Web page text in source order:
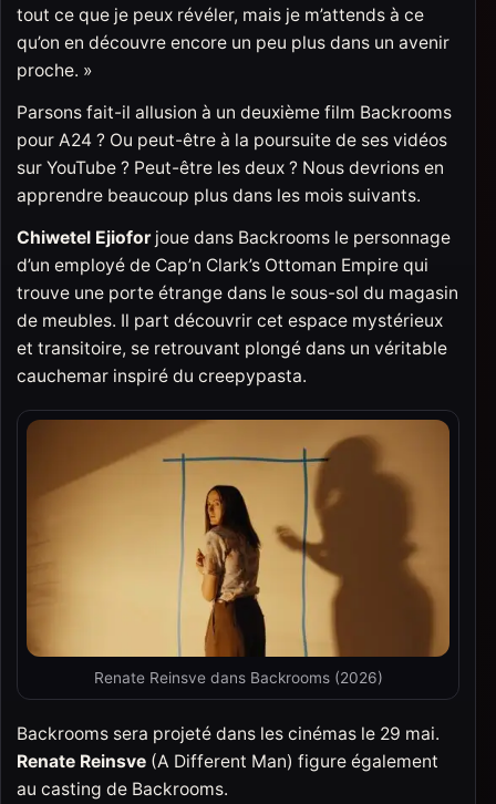
tout ce que je peux révéler, mais je m’attends à ce
qu’on en découvre encore un peu plus dans un avenir
proche. »
Parsons fait-il allusion à un deuxième film Backrooms
pour A24 ? Ou peut-être à la poursuite de ses vidéos
sur YouTube ? Peut-être les deux ? Nous devrions en
apprendre beaucoup plus dans les mois suivants.
Chiwetel Ejioforjoue dans Backrooms le personnage
d’un employé de Cap’n Clark’s Ottoman Empire qui
trouve une porte étrange dans le sous-sol du magasin
de meubles. Il part découvrir cet espace mystérieux
et transitoire, se retrouvant plongé dans un véritable
cauchemar inspiré du creepypasta.
Renate Reinsve dans Backrooms (2026)
Backrooms sera projeté dans les cinémas le 29 mai.
Renate Reinsve (A Different Man) figure également
au casting de Backrooms.